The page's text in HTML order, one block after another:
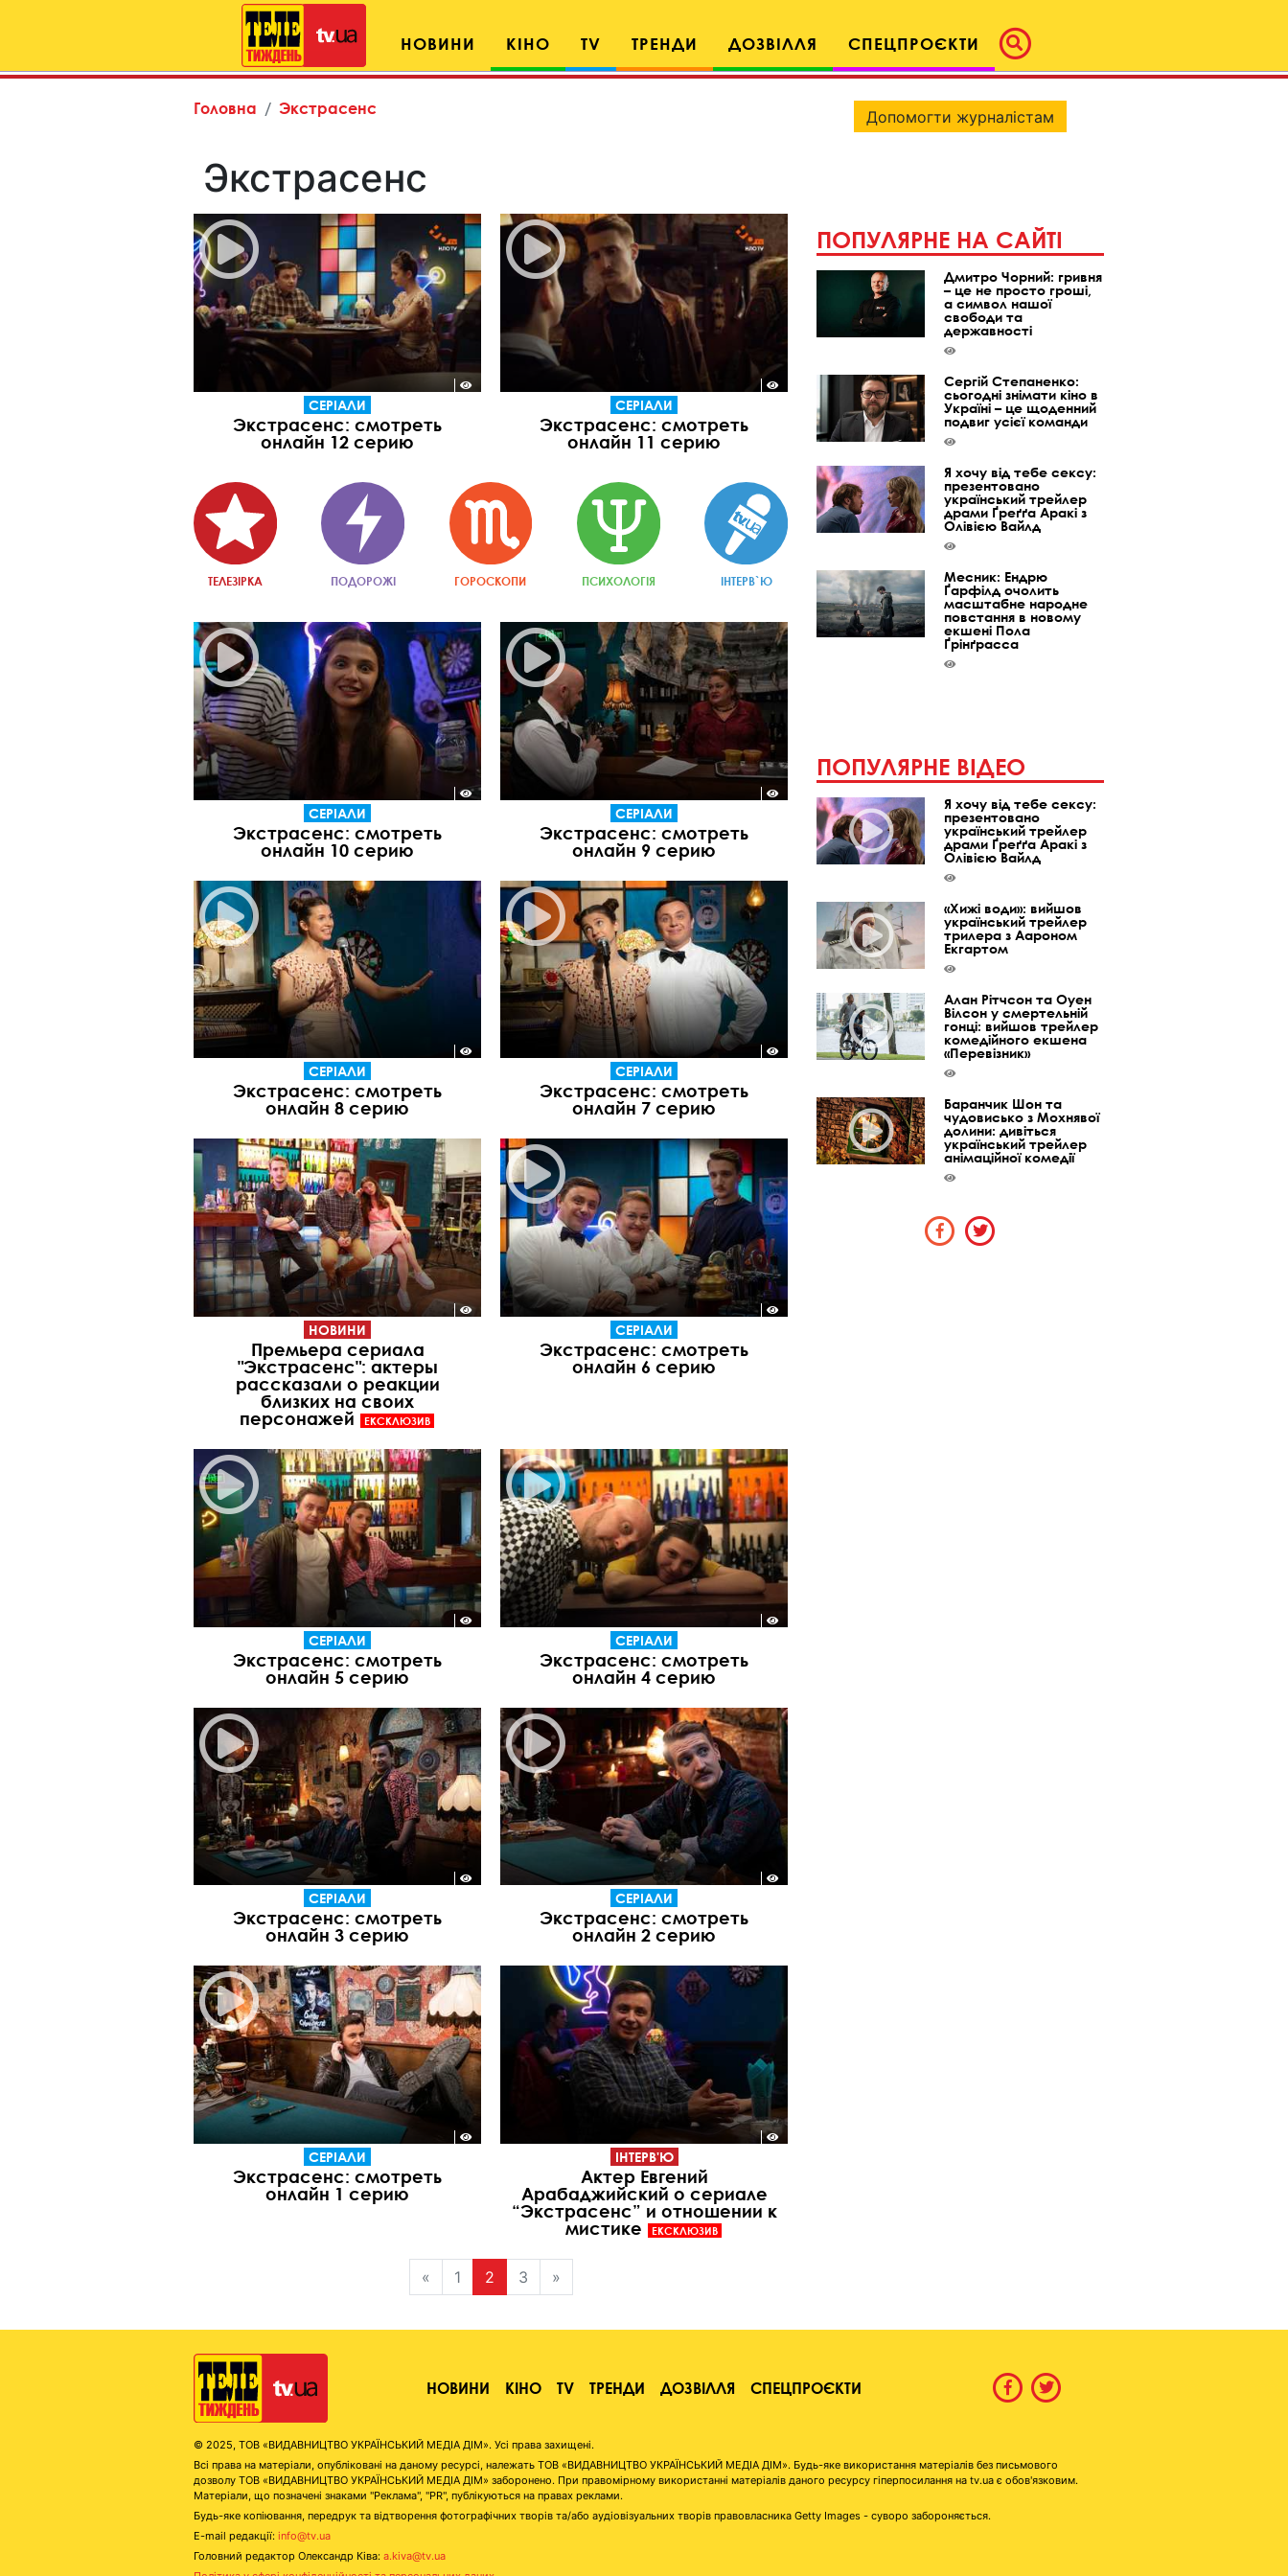
НОВИНИ КІНО TV ТРЕНДИ ДОЗВІЛЛЯ СПЕЦПРОЄКТИ
Головна Экстрасенс
Экстрасенс
СЕРІАЛИ
Экстрасенс: смотреть
онлайн 12 серию
СЕРІАЛИ
Экстрасенс: смотреть
онлайн 11 серию
ТЕЛЕЗІРКА ПОДОРОЖІ ГОРОСКОПИ ПСИХОЛОГІЯ ІНТЕРВ`Ю
СЕРІАЛИ
Экстрасенс: смотреть
онлайн 10 серию
СЕРІАЛИ
Экстрасенс: смотреть
онлайн 9 серию
СЕРІАЛИ
Экстрасенс: смотреть
онлайн 8 серию
СЕРІАЛИ
Экстрасенс: смотреть
онлайн 7 серию
НОВИНИ
Премьера сериала
"Экстрасенс": актеры
рассказали о реакции
близких на своих
персонажей
ЕКСКЛЮЗИВ
СЕРІАЛИ
Экстрасенс: смотреть
онлайн 6 серию
СЕРІАЛИ
Экстрасенс: смотреть
онлайн 5 серию
СЕРІАЛИ
Экстрасенс: смотреть
онлайн 4 серию
СЕРІАЛИ
Экстрасенс: смотреть
онлайн 3 серию
СЕРІАЛИ
Экстрасенс: смотреть
онлайн 2 серию
СЕРІАЛИ
Экстрасенс: смотреть
онлайн 1 серию
ІНТЕРВ'Ю
Актер Евгений
Арабаджийский о сериале
“Экстрасенс” и отношении к
мистике
ЕКСКЛЮЗИВ
« 1 2 3 »
Допомогти журналістам
ПОПУЛЯРНЕ НА САЙТІ
Дмитро Чорний: гривня
– це не просто гроші,
а символ нашої
свободи та
державності
Сергій Степаненко:
сьогодні знімати кіно в
Україні – це щоденний
подвиг усієї команди
Я хочу від тебе сексу:
презентовано
український трейлер
драми Ґреґґа Аракі з
Олівією Вайлд
Месник: Ендрю
Ґарфілд очолить
масштабне народне
повстання в новому
екшені Пола
Ґрінґрасса
ПОПУЛЯРНЕ ВІДЕО
Я хочу від тебе сексу:
презентовано
український трейлер
драми Ґреґґа Аракі з
Олівією Вайлд
«Хижі води»: вийшов
український трейлер
трилера з Аароном
Екгартом
Алан Рітчсон та Оуен
Вілсон у смертельній
гонці: вийшов трейлер
комедійного екшена
«Перевізник»
Баранчик Шон та
чудовисько з Мохнявої
долини: дивіться
український трейлер
анімаційної комедії
НОВИНИ КІНО TV ТРЕНДИ ДОЗВІЛЛЯ СПЕЦПРОЄКТИ
© 2025, ТОВ «ВИДАВНИЦТВО УКРАЇНСЬКИЙ МЕДІА ДІМ». Усі права захищені.
Всі права на матеріали, опубліковані на даному ресурсі, належать ТОВ «ВИДАВНИЦТВО УКРАЇНСЬКИЙ МЕДІА ДІМ». Будь-яке використання матеріалів без письмового
дозволу ТОВ «ВИДАВНИЦТВО УКРАЇНСЬКИЙ МЕДІА ДІМ» заборонено. При правомірному використанні матеріалів даного ресурсу гіперпосилання на tv.ua є обов'язковим.
Матеріали, що позначені знаками "Реклама", "PR", публікуються на правах реклами.
Будь-яке копіювання, передрук та відтворення фотографічних творів та/або аудіовізуальних творів правовласника Getty Images - суворо забороняється.
E-mail редакції: info@tv.ua
Головний редактор Олександр Ківа: a.kiva@tv.ua